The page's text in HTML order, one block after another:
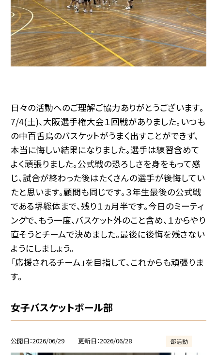
日々の活動へのご理解ご協力ありがとうございます。
7/4(土)、大阪選手権大会１回戦がありました。いつも
の中百舌鳥のバスケットがうまく出すことができず、
本当に悔しい結果になりました。選手は練習含めて
よく頑張りました。公式戦の恐ろしさを身をもって感
じ、試合が終わった後はたくさんの選手が後悔してい
たと思います。顧問も同じです。３年生最後の公式戦
である堺総体まで、残り１ヵ月半です。今日のミーティ
ングで、もう一度、バスケット外のこと含め、１からやり
直そうとチームで決めました。最後に後悔を残さない
ようにしましょう。
「応援されるチーム」を目指して、これからも頑張りま
す。
女子バスケットボール部
公開日 2026/06/29 更新日 2026/06/28 部活動